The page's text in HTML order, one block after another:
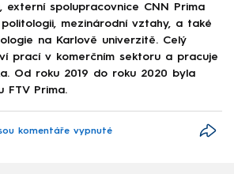
externí spolupracovnice CNN Prima
politologii, mezinárodní vztahy, a také
na Karlově univerzitě. Celý
prací v komerčním sektoru a pracuje
Od roku 2019 do roku 2020 byla
FTV Prima.
komentáře vypnuté